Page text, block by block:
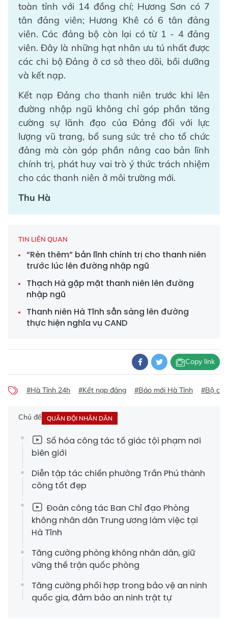
toàn tỉnh với 14 đồng chí; Hương Sơn có 7
tân đảng viên; Hương Khê có 6 tân đảng
viên. Các đảng bộ còn lại có từ 1 - 4 đảng
viên. Đây là những hạt nhân ưu tú nhất được
các chi bộ Đảng ở cơ sở theo dõi, bồi dưỡng
và kết nạp.
Kết nạp Đảng cho thanh niên trước khi lên
đường nhập ngũ không chỉ góp phần tăng
cường sự lãnh đạo của Đảng đối với lực
lượng vũ trang, bổ sung sức trẻ cho tổ chức
đảng mà còn góp phần nâng cao bản lĩnh
chính trị, phát huy vai trò ý thức trách nhiệm
cho các thanh niên ở môi trường mới.
Thu Hà
TIN LIÊN QUAN
“Rèn thêm” bản lĩnh chính trị cho thanh niên
trước lúc lên đường nhập ngũ
Thạch Hà gặp mặt thanh niên lên đường
nhập ngũ
Thanh niên Hà Tĩnh sẵn sàng lên đường
thực hiện nghĩa vụ CAND
Copy link
#Hà Tĩnh 24h #Kết nạp đảng #Báo mới Hà Tĩnh #Bộ chỉ
Chủ đề QUÂN ĐỘI NHÂN DÂN
Số hóa công tác tố giác tội phạm nơi
biên giới
Diễn tập tác chiến phường Trần Phú thành
công tốt đẹp
Đoàn công tác Ban Chỉ đạo Phòng
không nhân dân Trung ương làm việc tại
Hà Tĩnh
Tăng cường phòng không nhân dân, giữ
vững thế trận quốc phòng
Tăng cường phối hợp trong bảo vệ an ninh
quốc gia, đảm bảo an ninh trật tự